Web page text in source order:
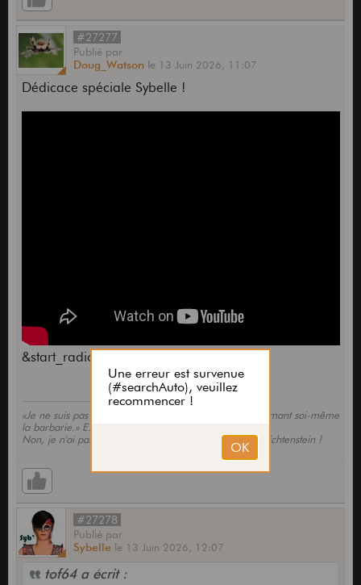
#27277
Publié par
Doug_Watson le 13 Juin 2026, 11:07
Dédicace spéciale Sybelle !
&start_radio=1[quote]
«Je ne suis pas sûr qu'on défende une civilisation en semant soi-même
la barbarie.» E. Macron
Non, je n'ai pas rencontré Frankenstein et Epstein au Lichtenstein !
#27278
Publié par
Sybelle le 13 Juin 2026, 12:07
tof64 a écrit :